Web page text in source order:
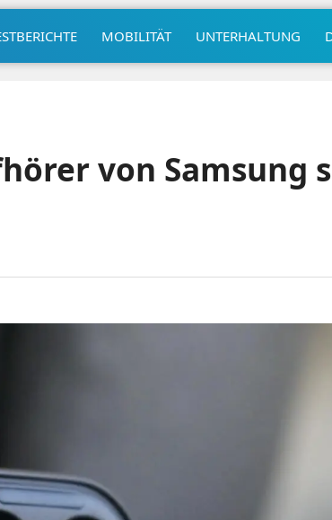
MOBILITÄT UNTERHALTUNG
von Samsung